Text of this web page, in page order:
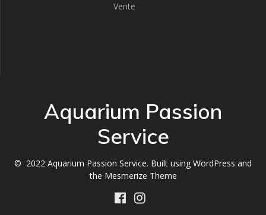
Vente
Aquarium Passion
Service
© 2022 Aquarium Passion Service. Built using WordPress and
the Mesmerize Theme